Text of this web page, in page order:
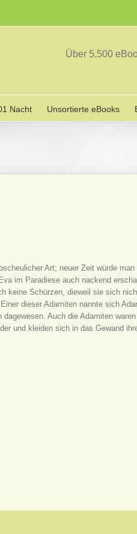
Über 5.500
Nacht Unsortierte eBooks
Art; neuer Zeit würde
im Paradiese auch nackend
keine Schürzen, dieweil sie sich
dieser Adamiten nannte sich
Auch die Adamiten
und kleiden sich in das Gewand